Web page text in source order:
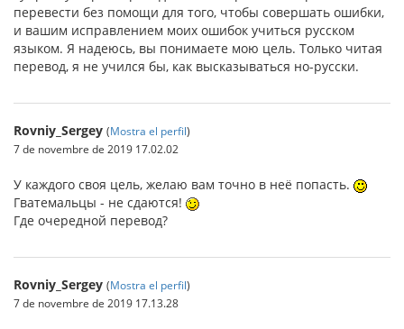
перевести без помощи для того, чтобы совершать ошибки,
и вашим исправлением моих ошибок учиться русском
языком. Я надеюсь, вы понимаете мою цель. Только читая
перевод, я не учился бы, как высказываться но-русски.
Rovniy_Sergey (Mostra el perfil)
7 de novembre de 2019 17.02.02
У каждого своя цель, желаю вам точно в неё попасть.
Гватемальцы - не сдаются!
Где очередной перевод?
Rovniy_Sergey (Mostra el perfil)
7 de novembre de 2019 17.13.28